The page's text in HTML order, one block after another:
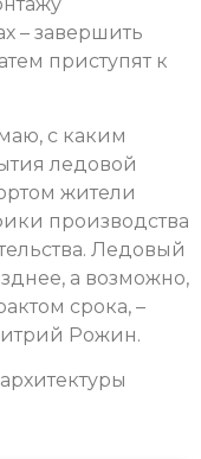
– завершить
приступят к
с каким
ледовой
жители
производства
Ледовый
а возможно,
срока, –
Рожин.